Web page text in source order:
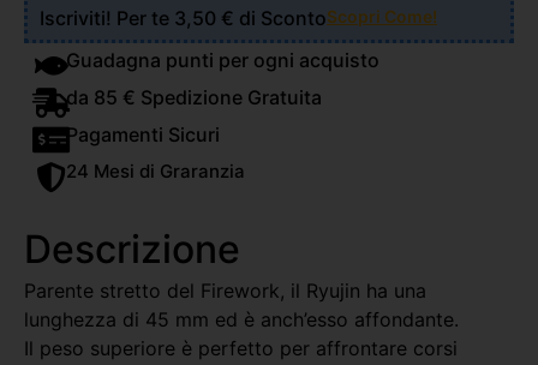
Iscriviti! Per te 3,50 € di ScontoScopri Come!
Guadagna punti per ogni acquisto
da 85 € Spedizione Gratuita
Pagamenti Sicuri
24 Mesi di Graranzia
Descrizione
Parente stretto del Firework, il Ryujin ha una
lunghezza di 45 mm ed è anch’esso affondante.
Il peso superiore è perfetto per affrontare corsi